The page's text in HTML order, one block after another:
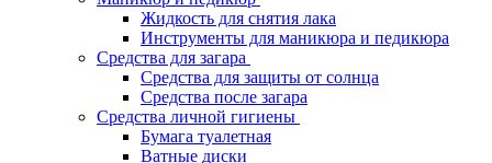
Жидкость для снятия лака
Инструменты для маникюра и педикюра
Средства для загара
Средства для защиты от солнца
Средства после загара
Средства личной гигиены
Бумага туалетная
Ватные диски